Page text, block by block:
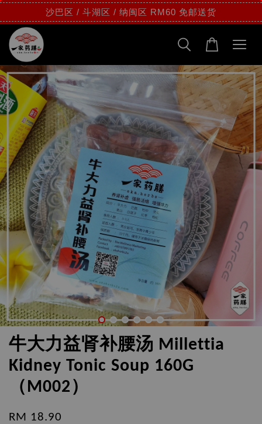
沙巴区 / 斗湖区 / 纳闽区 RM60 免邮送货
牛大力益肾补腰汤 Millettia
Kidney Tonic Soup 160G
（M002）
RM 18.90